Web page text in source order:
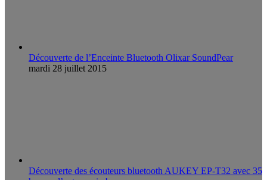
Découverte de l’Enceinte Bluetooth Olixar SoundPear
mardi 28 juillet 2015
Découverte des écouteurs bluetooth AUKEY EP-T32 avec 35